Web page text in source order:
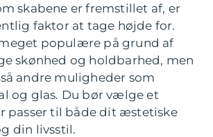
skabene er fremstillet af, er
faktor at tage højde for.
populære på grund af
skønhed og holdbarhed, men
andre muligheder som
og glas. Du bør vælge et
passer til både dit æstetiske
din livsstil.